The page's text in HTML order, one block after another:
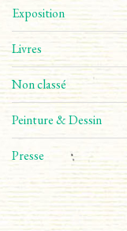
Exposition
Livres
Non classé
Peinture & Dessin
Presse